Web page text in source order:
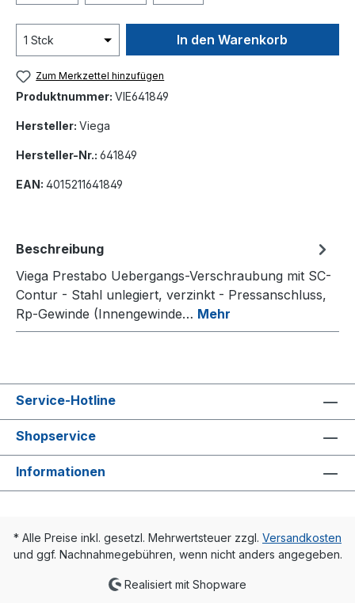
In den Warenkorb
Zum Merkzettel hinzufügen
Produktnummer: VIE641849
Hersteller: Viega
Hersteller-Nr.: 641849
EAN: 4015211641849
Beschreibung
Viega Prestabo Uebergangs-Verschraubung mit SC-
Contur - Stahl unlegiert, verzinkt - Pressanschluss,
Rp-Gewinde (Innengewinde… Mehr
Service-Hotline
Shopservice
Informationen
* Alle Preise inkl. gesetzl. Mehrwertsteuer zzgl. Versandkosten
und ggf. Nachnahmegebühren, wenn nicht anders angegeben.
Realisiert mit Shopware